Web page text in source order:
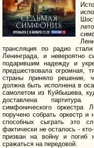
трансляция по радио
Ленинграда, и невероятно
подарившим надежду и
предшествовала огромная,
страны приняло решение,
должна быть исполнена в
самолетом из Куйбышева,
доставлена
симфонического оркестра
поручено собрать оркестр и
способных сыграть это
фактически не осталось -
призван на войну и погиб
сражаться на передовой.